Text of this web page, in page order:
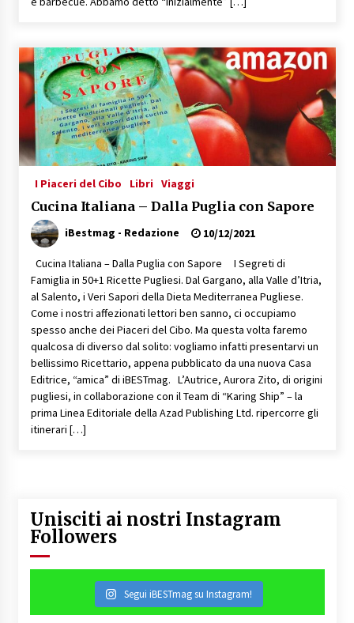
I Piaceri del Cibo Libri Viaggi
Cucina Italiana – Dalla Puglia con Sapore
iBestmag - Redazione 10/12/2021
Cucina Italiana – Dalla Puglia con Sapore I Segreti di
Famiglia in 50+1 Ricette Pugliesi. Dal Gargano, alla Valle d’Itria,
al Salento, i Veri Sapori della Dieta Mediterranea Pugliese.
Come i nostri affezionati lettori ben sanno, ci occupiamo
spesso anche dei Piaceri del Cibo. Ma questa volta faremo
qualcosa di diverso dal solito: vogliamo infatti presentarvi un
bellissimo Ricettario, appena pubblicato da una nuova Casa
Editrice, “amica” di iBESTmag. L’Autrice, Aurora Zito, di origini
pugliesi, in collaborazione con il Team di “Karing Ship” – la
prima Linea Editoriale della Azad Publishing Ltd. ripercorre gli
itinerari […]
Unisciti ai nostri Instagram
Followers
Segui iBESTmag su Instagram!